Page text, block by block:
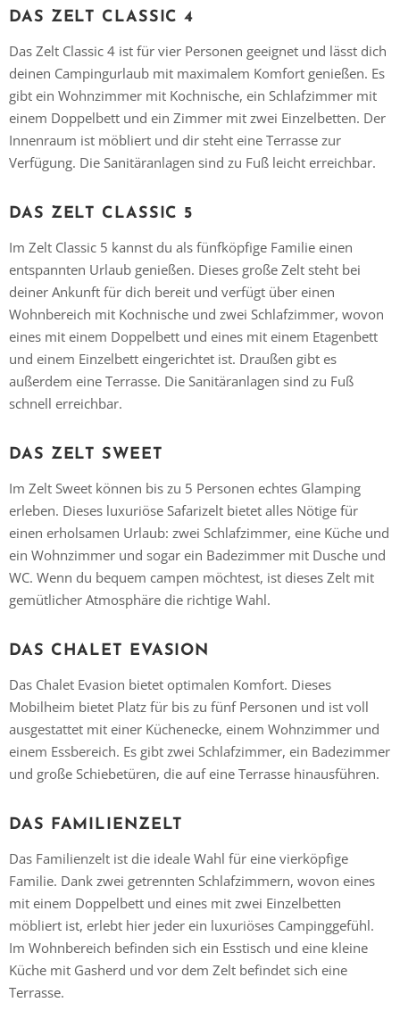
DAS ZELT CLASSIC 4
Das Zelt Classic 4 ist für vier Personen geeignet und lässt dich
deinen Campingurlaub mit maximalem Komfort genießen. Es
gibt ein Wohnzimmer mit Kochnische, ein Schlafzimmer mit
einem Doppelbett und ein Zimmer mit zwei Einzelbetten. Der
Innenraum ist möbliert und dir steht eine Terrasse zur
Verfügung. Die Sanitäranlagen sind zu Fuß leicht erreichbar.
DAS ZELT CLASSIC 5
Im Zelt Classic 5 kannst du als fünfköpfige Familie einen
entspannten Urlaub genießen. Dieses große Zelt steht bei
deiner Ankunft für dich bereit und verfügt über einen
Wohnbereich mit Kochnische und zwei Schlafzimmer, wovon
eines mit einem Doppelbett und eines mit einem Etagenbett
und einem Einzelbett eingerichtet ist. Draußen gibt es
außerdem eine Terrasse. Die Sanitäranlagen sind zu Fuß
schnell erreichbar.
DAS ZELT SWEET
Im Zelt Sweet können bis zu 5 Personen echtes Glamping
erleben. Dieses luxuriöse Safarizelt bietet alles Nötige für
einen erholsamen Urlaub: zwei Schlafzimmer, eine Küche und
ein Wohnzimmer und sogar ein Badezimmer mit Dusche und
WC. Wenn du bequem campen möchtest, ist dieses Zelt mit
gemütlicher Atmosphäre die richtige Wahl.
DAS CHALET EVASION
Das Chalet Evasion bietet optimalen Komfort. Dieses
Mobilheim bietet Platz für bis zu fünf Personen und ist voll
ausgestattet mit einer Küchenecke, einem Wohnzimmer und
einem Essbereich. Es gibt zwei Schlafzimmer, ein Badezimmer
und große Schiebetüren, die auf eine Terrasse hinausführen.
DAS FAMILIENZELT
Das Familienzelt ist die ideale Wahl für eine vierköpfige
Familie. Dank zwei getrennten Schlafzimmern, wovon eines
mit einem Doppelbett und eines mit zwei Einzelbetten
möbliert ist, erlebt hier jeder ein luxuriöses Campinggefühl.
Im Wohnbereich befinden sich ein Esstisch und eine kleine
Küche mit Gasherd und vor dem Zelt befindet sich eine
Terrasse.